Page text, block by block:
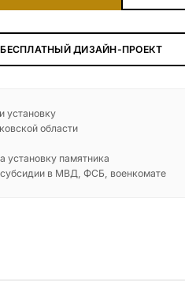
ДИЗАЙН-ПРОЕКТ
установку
области
установку памятника
в МВД, ФСБ, военкомате